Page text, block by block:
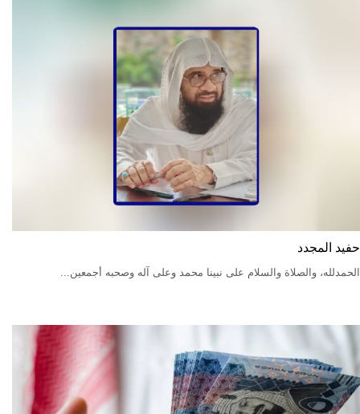
حفيد المجدد
الحمدلله، والصلاة والسلام على نبينا محمد وعلى آله وصحبه أجمعين...